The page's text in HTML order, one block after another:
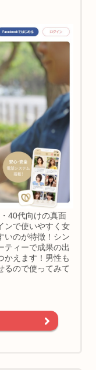
40代向けの真面
ンで使いやすく女
いのが特徴！シン
ティーで成果の出
かえます！男性も
るので使ってみて